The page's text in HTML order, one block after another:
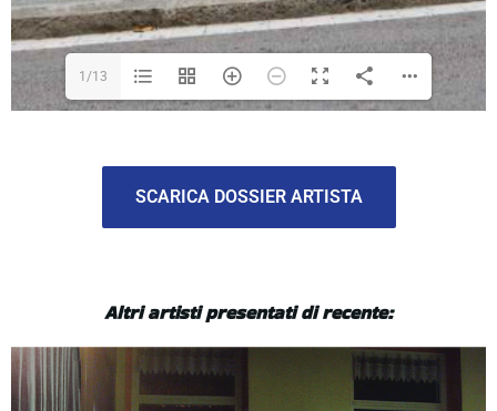
1/13
SCARICA DOSSIER ARTISTA
Altri artisti presentati di recente: